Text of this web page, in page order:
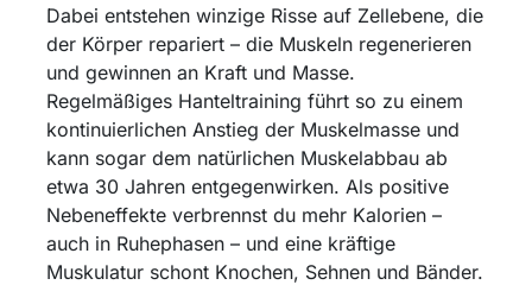
Dabei entstehen winzige Risse auf Zellebene, die
der Körper repariert – die Muskeln regenerieren
und gewinnen an Kraft und Masse.
Regelmäßiges Hanteltraining führt so zu einem
kontinuierlichen Anstieg der Muskelmasse und
kann sogar dem natürlichen Muskelabbau ab
etwa 30 Jahren entgegenwirken. Als positive
Nebeneffekte verbrennst du mehr Kalorien –
auch in Ruhephasen – und eine kräftige
Muskulatur schont Knochen, Sehnen und Bänder.